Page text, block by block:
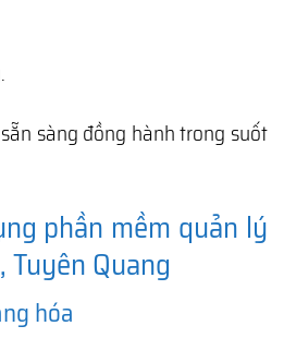
sàng đồng hành trong suốt
phần mềm quản lý
Quang
hóa